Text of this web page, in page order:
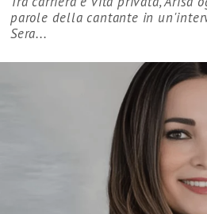
parole della cantante in
Sera...